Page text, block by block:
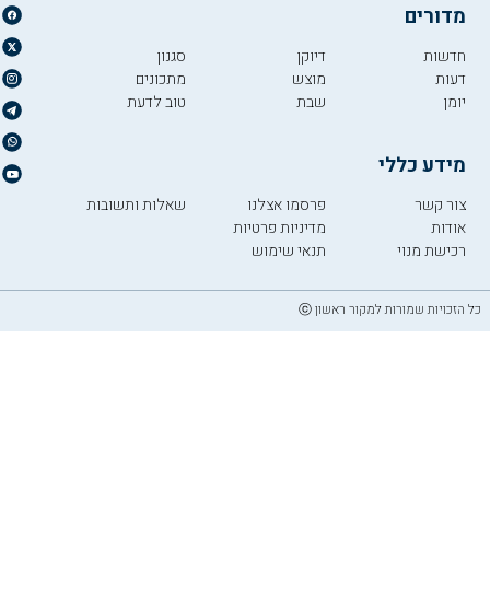
מדורים
חדשות
דעות
יומן
דיוקן
מוצש
שבת
סגנון
מתכונים
טוב לדעת
מידע כללי
צור קשר
אודות
רכישת מנוי
פרסמו אצלנו
מדיניות פרטיות
תנאי שימוש
שאלות ותשובות
כל הזכויות שמורות למקור ראשון ⓒ